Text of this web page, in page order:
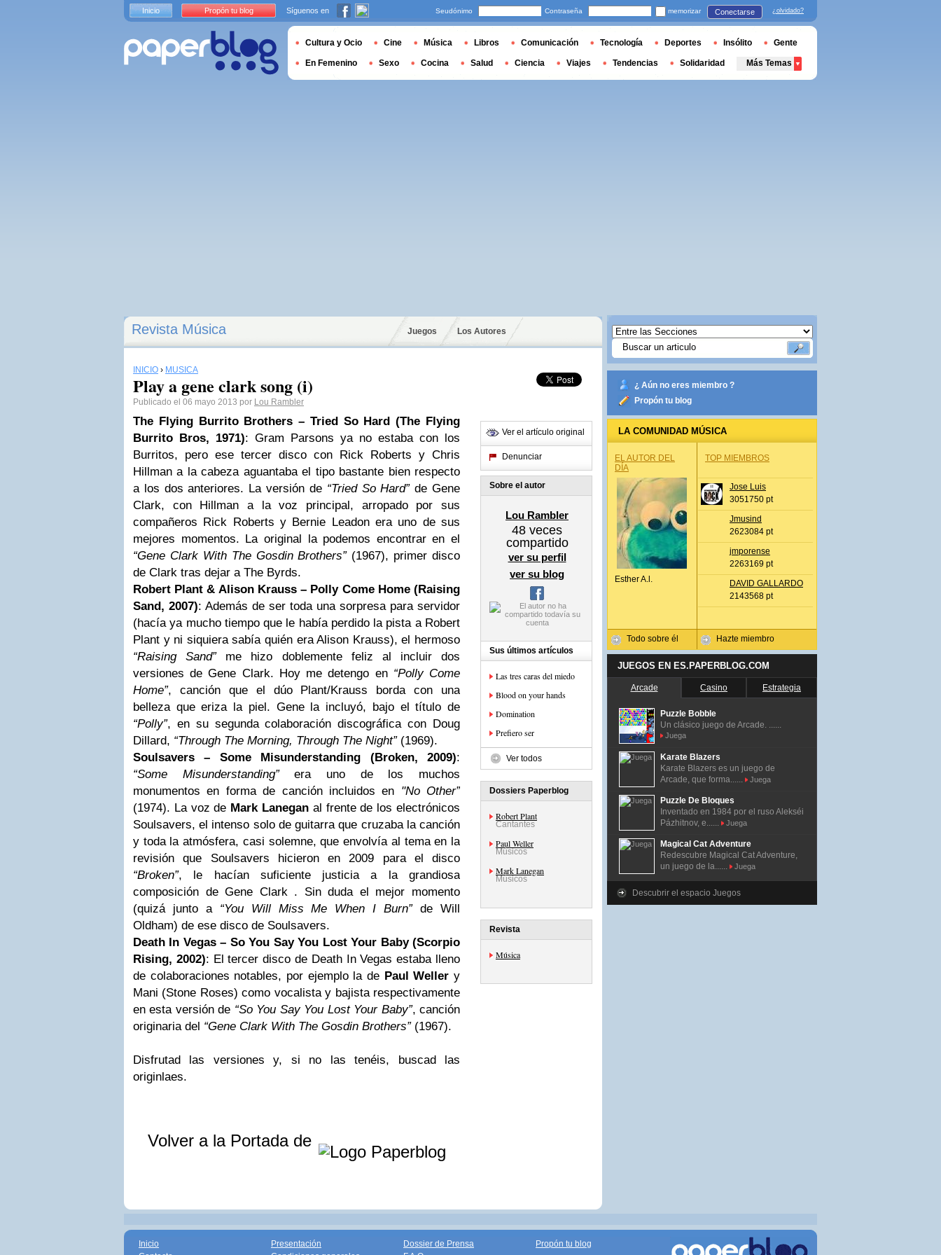
Revista Música Juegos Los Autores
INICIO › MÚSICA
Play a gene clark song (i)
Publicado el 06 mayo 2013 por Lou Rambler
The Flying Burrito Brothers – Tried So Hard (The Flying
Burrito Bros, 1971): Gram Parsons ya no estaba con los
Burritos, pero ese tercer disco con Rick Roberts y Chris
Hillman a la cabeza aguantaba el tipo bastante bien respecto
a los dos anteriores. La versión de “Tried So Hard”de Gene
Clark, con Hillman a la voz principal, arropado por sus
compañeros Rick Roberts y Bernie Leadon era uno de sus
mejores momentos. La original la podemos encontrar en el
“Gene Clark With The Gosdin Brothers”(1967), primer disco
de Clark tras dejar a The Byrds.
Robert Plant & Alison Krauss – Polly Come Home (Raising
Sand, 2007): Además de ser toda una sorpresa para servidor
(hacía ya mucho tiempo que le había perdido la pista a Robert
Plant y ni siquiera sabía quién era Alison Krauss), el hermoso
“Raising Sand”me hizo doblemente feliz al incluir dos
versiones de Gene Clark. Hoy me detengo en “Polly Come
Home”, canción que el dúo Plant/Krauss borda con una
belleza que eriza la piel. Gene la incluyó, bajo el título de
“Polly”, en su segunda colaboración discográfica con Doug
Dillard, “Through The Morning, Through The Night”(1969).
Soulsavers – Some Misunderstanding (Broken, 2009):
“Some Misunderstanding”era uno de los muchos
monumentos en forma de canción incluidos en "No Other”
(1974). La voz de Mark Lanegan al frente de los electrónicos
Soulsavers, el intenso solo de guitarra que cruzaba la canción
y toda la atmósfera, casi solemne, que envolvía al tema en la
revisión que Soulsavers hicieron en 2009 para el disco
“Broken”, le hacían suficiente justicia a la grandiosa
composición de Gene Clark . Sin duda el mejor momento
(quizá junto a “You Will Miss Me When I Burn”de Will
Oldham) de ese disco de Soulsavers.
Death In Vegas – So You Say You Lost Your Baby (Scorpio
Rising, 2002): El tercer disco de Death In Vegas estaba lleno
de colaboraciones notables, por ejemplo la de Paul Weller y
Mani (Stone Roses) como vocalista y bajista respectivamente
en esta versión de “So You Say You Lost Your Baby”, canción
originaria del “Gene Clark With The Gosdin Brothers”(1967).
Disfrutad las versiones y, si no las tenéis, buscad las
originlaes.
Volver a la Portada de
Ver el artículo original
Denunciar
Sobre el autor
Lou Rambler
48 veces
compartido
ver su perfil
ver su blog
Sus últimos artículos
Las tres caras del miedo
Blood on your hands
Domination
Prefiero ser
Ver todos
Dossiers Paperblog
Robert Plant
Cantantes
Paul Weller
Músicos
Mark Lanegan
Músicos
Revista
Música
¿ Aún no eres miembro ?
Propón tu blog
LA COMUNIDAD MÚSICA
EL AUTOR DEL
DÍA
Esther A.l.
Todo sobre él
TOP MIEMBROS
Jose Luis
3051750 pt
Jmusind
2623084 pt
jmporense
2263169 pt
DAVID GALLARDO
2143568 pt
Hazte miembro
JUEGOS EN ES.PAPERBLOG.COM
Arcade Casino Estrategia
Puzzle Bobble
Un clásico juego de Arcade. ......
Juega
Karate Blazers
Karate Blazers es un juego de
Arcade, que forma......
Juega
Puzzle De Bloques
Inventado en 1984 por el ruso Alekséi
Pázhitnov, e......
Juega
Magical Cat Adventure
Redescubre Magical Cat Adventure,
un juego de la......
Juega
Descubrir el espacio Juegos
Inicio Propón tu blog Síguenos en Seudónimo Contraseña memorizar Conectarse ¿olvidado?
Cultura y Ocio Cine Música Libros Comunicación Tecnología Deportes Insólito Gente
En Femenino Sexo Cocina Salud Ciencia Viajes Tendencias Solidaridad Más Temas
Inicio
Presentación
Dossier de Prensa
Propón tu blog